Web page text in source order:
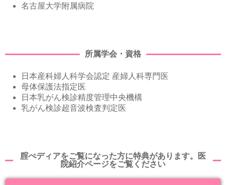
名古屋大学附属病院
所属学会・資格
日本産科婦人科学会認定 産婦人科専門医
母体保護法指定医
日本乳がん検診精度管理中央機構
乳がん検診超音波検査判定医
腟ぺディアをご覧になった方に特典があります。医
院紹介ページをご覧ください